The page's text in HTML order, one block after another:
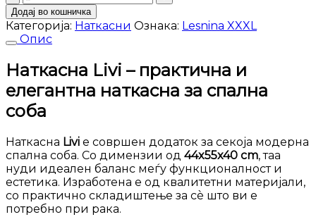
Livi
количина
Додај во кошничка
Категорија: Наткасни Ознака: Lesnina XXXL
Опис
Наткасна Livi – практична и
елегантна наткасна за спална
соба
Наткасна Livi е совршен додаток за секоја модерна
спална соба. Со димензии од 44x55x40 cm, таа
нуди идеален баланс меѓу функционалност и
естетика. Изработена е од квалитетни материјали,
со практично складиштење за сè што ви е
потребно при рака.